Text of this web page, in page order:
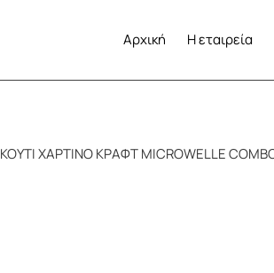
Αρχική Η εταιρεία
ΚΟΥΤΙ ΧΑΡΤΙΝΟ ΚΡΑΦT MICROWELLE